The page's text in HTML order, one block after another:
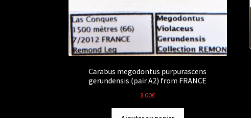
Carabus megodontus purpurascens
gerundensis (pair A2) from FRANCE
3.00€